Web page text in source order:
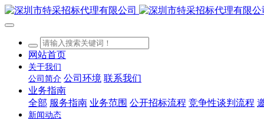
网站首页
关于我们
公司简介 公司环境 联系我们
业务指南
全部 服务指南 业务范围 公开招标流程 竞争性谈判流程
新闻动态